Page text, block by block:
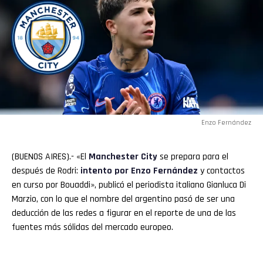
Enzo Fernández
(BUENOS AIRES).- «El Manchester Cityse prepara para el
después de Rodri: intento por Enzo Fernández y contactos
en curso por Bouaddi», publicó el periodista italiano Gianluca Di
Marzio, con lo que el nombre del argentino pasó de ser una
deducción de las redes a figurar en el reporte de una de las
fuentes más sólidas del mercado europeo.